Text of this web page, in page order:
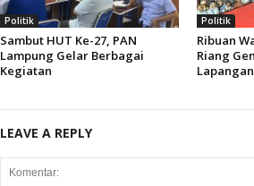
Politik
Sambut HUT Ke-27, PAN
Lampung Gelar Berbagai
Kegiatan
Politik
Ribuan
Riang
LEAVE A REPLY